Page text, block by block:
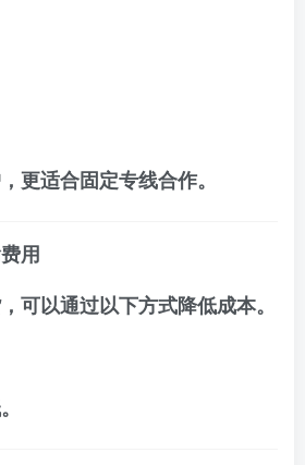
更适合固定专线合作。
用
可以通过以下方式降低成本。